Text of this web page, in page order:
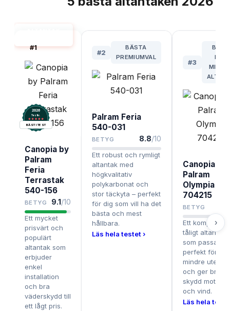
#1
2026
Testix.
BÄST I TEST
Canopia by
Palram
Feria
Terrastak
540-156
BETYG 9.1/10
Ett mycket
prisvärt och
populärt
altantak som
erbjuder
enkel
installation
och bra
väderskydd till
ett lågt pris.
#2
BÄSTA
PREMIUMVAL
Palram Feria
540-031
BETYG 8.8/10
Ett robust och rymligt
altantak med
högkvalitativ
polykarbonat och
stor täckyta – perfekt
för dig som vill ha det
bästa och mest
hållbara.
Läs hela testet ›
#3
BÄST
FÖR
Canopia by
Palram
Olympia
704215
BETYG
Ett kompakt
tåligt altantak
som passar
perfekt för
mindre
och ger bra
skydd mot
och vind.
Läs hela
›